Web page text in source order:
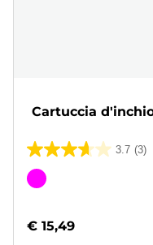
Cartuccia
3.7 (3)
3.7
su
3
Cartuccia
colori
€ 15,49